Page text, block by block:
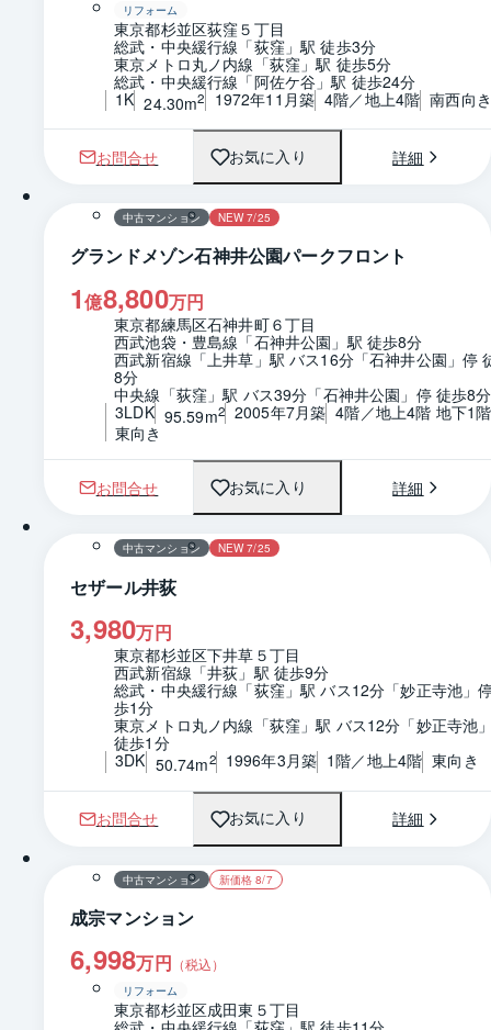
リフォーム
東京都杉並区荻窪５丁目
総武・中央緩行線「荻窪」駅 徒歩3分
東京メトロ丸ノ内線「荻窪」駅 徒歩5分
総武・中央緩行線「阿佐ケ谷」駅 徒歩24分
1K 24.30m2 1972年11月築 4階／地上4階 南西向き
お問合せ お気に入り 詳細
1 / 0 間取り
中古マンション NEW 7/25
グランドメゾン石神井公園パークフロント
1億8,800万円
東京都練馬区石神井町６丁目
西武池袋・豊島線「石神井公園」駅 徒歩8分
西武新宿線「上井草」駅 バス16分「石神井公園」停
8分
中央線「荻窪」駅 バス39分「石神井公園」停 徒歩8分
3LDK 95.59m2 2005年7月築 4階／地上4階 地下1階
東向き
お問合せ お気に入り 詳細
1 / 0 間取り
中古マンション NEW 7/25
セザール井荻
3,980万円
東京都杉並区下井草５丁目
西武新宿線「井荻」駅 徒歩9分
総武・中央緩行線「荻窪」駅 バス12分「妙正寺池」
歩1分
東京メトロ丸ノ内線「荻窪」駅 バス12分「妙正寺池
徒歩1分
3DK 50.74m2 1996年3月築 1階／地上4階 東向き
お問合せ お気に入り 詳細
1 / 0 間取り
中古マンション 新価格 8/7
成宗マンション
6,998万円 （税込）
リフォーム
東京都杉並区成田東５丁目